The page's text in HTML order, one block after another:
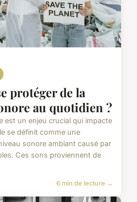
protéger de la
au quotidien ?
est un enjeu crucial qui impacte
se définit comme une
sonore ambiant causé par
Ces sons proviennent de
6 min de lecture →